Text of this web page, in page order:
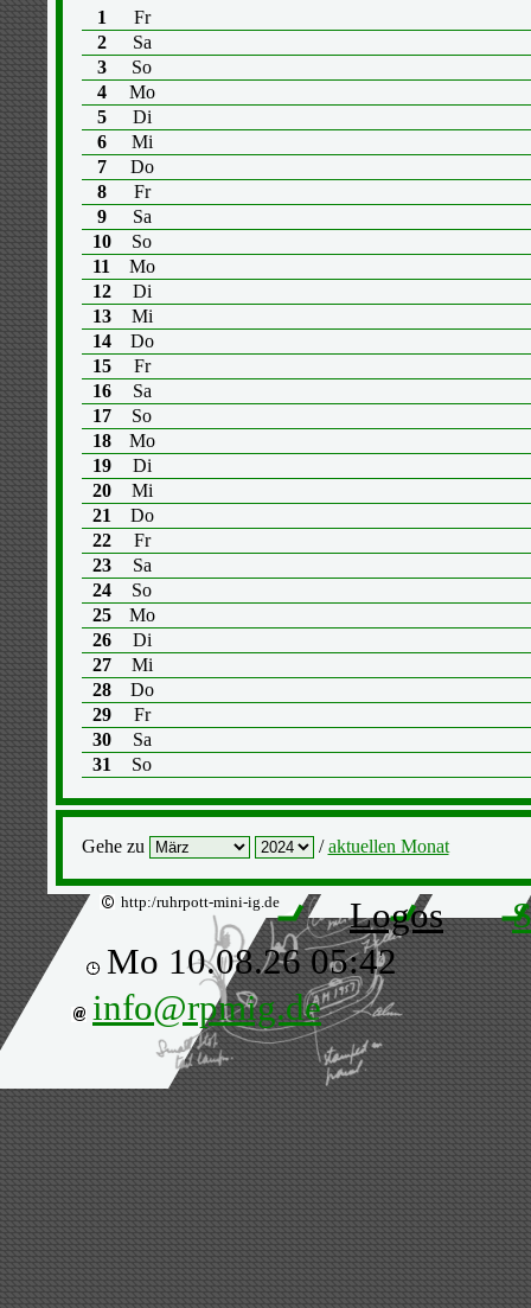
1
Fr
2
Sa
3
So
4
Mo
5
Di
6
Mi
7
Do
8
Fr
9
Sa
10
So
11
Mo
12
Di
13
Mi
14
Do
15
Fr
16
Sa
17
So
18
Mo
19
Di
20
Mi
21
Do
22
Fr
23
Sa
24
So
25
Mo
26
Di
27
Mi
28
Do
29
Fr
30
Sa
31
So
Gehe zu /aktuellen Monat
http:/ruhrpott-mini-ig.de Logos
Mo 10.08.26 05:42
info@rpmig.de